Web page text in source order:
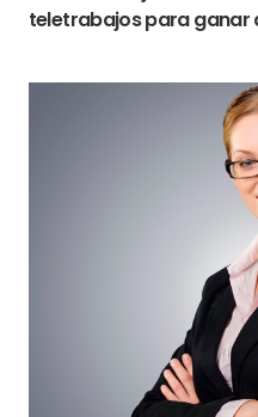
teletrabajos para ganar